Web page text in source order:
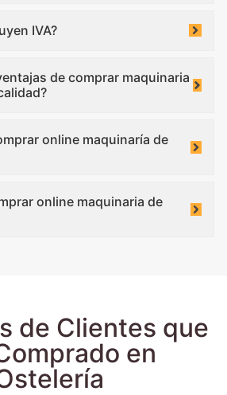
IVA?
de comprar maquinaria
online maquinaría de
online maquinaria de
de Clientes que
en